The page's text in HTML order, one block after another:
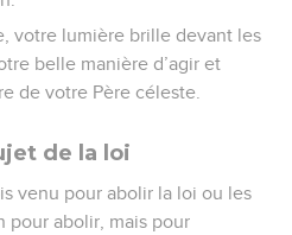
votre lumière brille devant les
belle manière d’agir et
de votre Père céleste.
de la loi
venu pour abolir la loi ou les
pour abolir, mais pour